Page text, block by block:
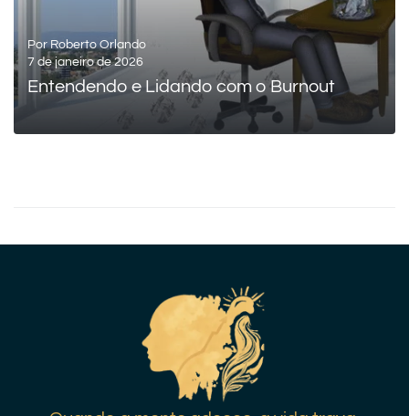
PorRoberto Orlando
7 de janeiro de 2026
Entendendo e Lidando com o Burnout